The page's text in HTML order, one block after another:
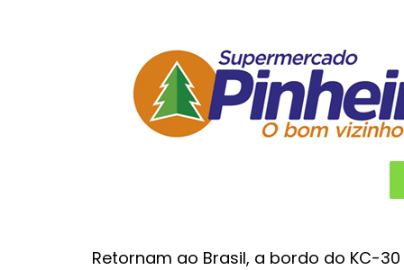
Retornam ao Brasil, a bordo do KC-